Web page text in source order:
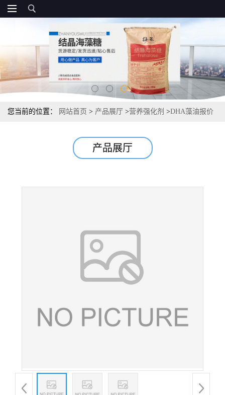
您当前的位置： 网站首页 > 产品展厅 >营养强化剂 >DHA藻油报价
产品展厅